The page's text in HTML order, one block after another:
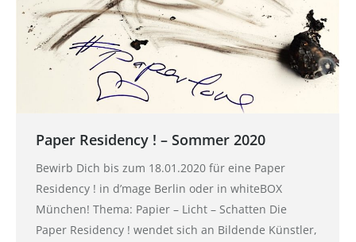
Paper Residency ! – Sommer 2020
Bewirb Dich bis zum 18.01.2020 für eine Paper
Residency ! in d’mage Berlin oder in whiteBOX
München! Thema: Papier – Licht – Schatten Die
Paper Residency ! wendet sich an Bildende Künstler,